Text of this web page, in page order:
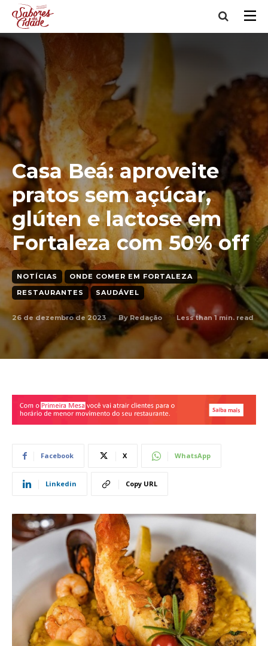
Casa Beá: aproveite
pratos sem açúcar,
glúten e lactose em
Fortaleza com 50% off
NOTÍCIAS
ONDE COMER EM FORTALEZA
RESTAURANTES
SAUDÁVEL
26 de dezembro de 2023 By Redação Less than 1min. read
Facebook X WhatsApp
Linkedin Copy URL